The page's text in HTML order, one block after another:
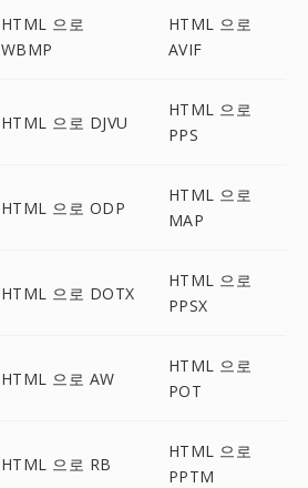
HTML 으로
WBMP
HTML 으로
AVIF
HTML 으로 DJVU
HTML 으로
PPS
HTML 으로 ODP
HTML 으로
MAP
HTML 으로 DOTX
HTML 으로
PPSX
HTML 으로 AW
HTML 으로
POT
HTML 으로 RB
HTML 으로
PPTM